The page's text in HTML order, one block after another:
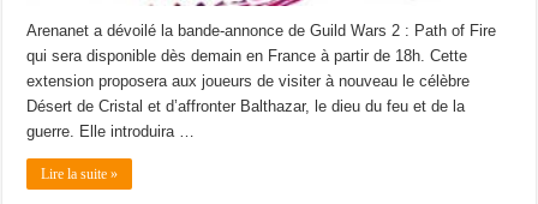
Arenanet a dévoilé la bande-annonce de Guild Wars 2 : Path of Fire
qui sera disponible dès demain en France à partir de 18h. Cette
extension proposera aux joueurs de visiter à nouveau le célèbre
Désert de Cristal et d’affronter Balthazar, le dieu du feu et de la
guerre. Elle introduira …
Lire la suite »